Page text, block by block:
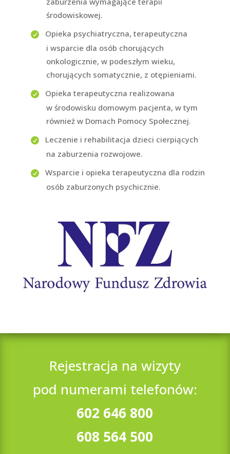
środowiskowej.
Opieka psychiatryczna, terapeutyczna
i wsparcie dla osób chorujących
onkologicznie, w podeszłym wieku,
chorujących somatycznie, z otępieniami.
Opieka terapeutyczna realizowana
w środowisku domowym pacjenta, w tym
również w Domach Pomocy Społecznej.
Leczenie i rehabilitacja dzieci cierpiących
na zaburzenia rozwojowe.
Wsparcie i opieka terapeutyczna dla rodzin
osób zaburzonych psychicznie.
Rejestracja na wizyty
pod numerami telefonów:
602 646 800
608 564 500